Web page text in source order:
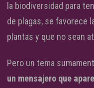
la biodiversidad para
de plagas, se favorece
plantas y que no sean
Pero un tema
un mensajero que